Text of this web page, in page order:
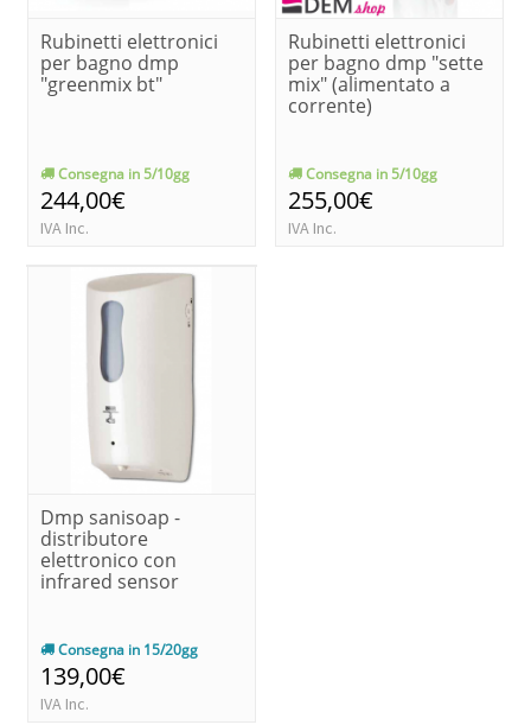
Rubinetti elettronici
per bagno dmp
"greenmix bt"
Consegna in 5/10gg
244,00€
IVA Inc.
Rubinetti elettronici
per bagno dmp "sette
mix" (alimentato a
corrente)
Consegna in 5/10gg
255,00€
IVA Inc.
Dmp sanisoap -
distributore
elettronico con
infrared sensor
Consegna in 15/20gg
139,00€
IVA Inc.